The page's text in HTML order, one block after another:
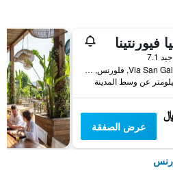
فيورنتينا
واحدة
جيد 7.1
Via San Gallo 31, فلورنس, توسكانا, إيطاليا
عرض الصفقة